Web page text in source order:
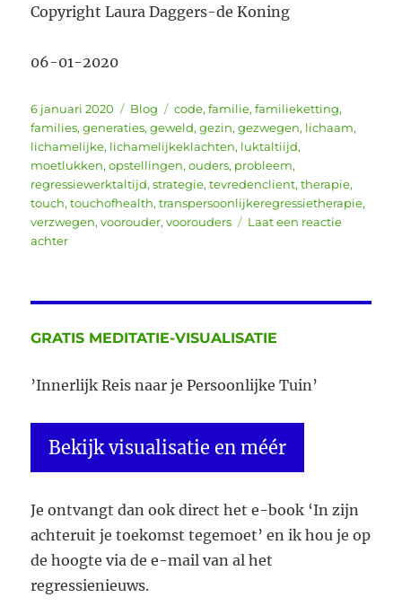
Copyright Laura Daggers-de Koning
06-01-2020
Geplaatst
op
6 januari 2020 Categorieën
Blog Tags
code,familie,familieketting,
families,generaties,geweld,gezin,gezwegen, lichaam,
lichamelijke, lichamelijkeklachten, luktaltiijd,
moetlukken,opstellingen,ouders, probleem,
regressiewerktaltijd,strategie,tevredenclient,therapie,
touch,touchofhealth,transpersoonlijkeregressietherapie,
verzwegen,voorouder,voorouders
Laat een reactie
achterop
wat
2019
GRATIS MEDITATIE-VISUALISATIE
’Innerlijk Reis naar je Persoonlijke Tuin’
Bekijk visualisatie en méér
Je ontvangt dan ook direct het e-book ‘In zijn
achteruit je toekomst tegemoet’ en ik hou je op
de hoogte via de e-mail van al het
regressienieuws.